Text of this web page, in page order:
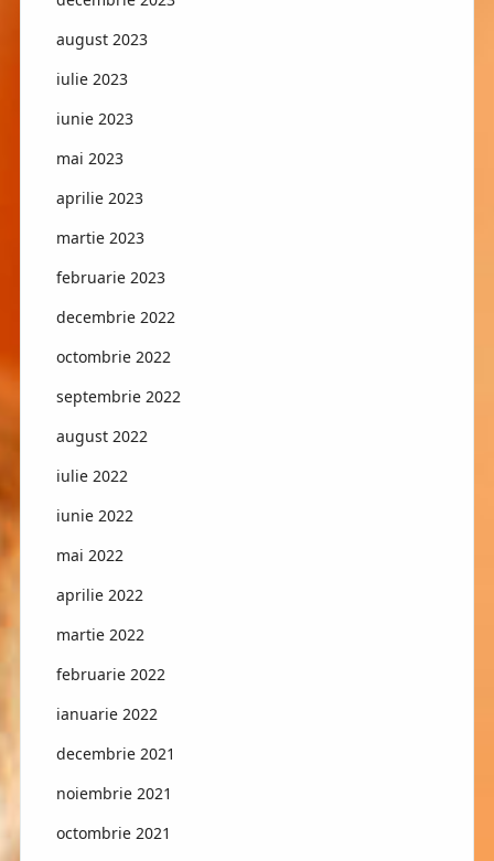
august 2023
iulie 2023
iunie 2023
mai 2023
aprilie 2023
martie 2023
februarie 2023
decembrie 2022
octombrie 2022
septembrie 2022
august 2022
iulie 2022
iunie 2022
mai 2022
aprilie 2022
martie 2022
februarie 2022
ianuarie 2022
decembrie 2021
noiembrie 2021
octombrie 2021